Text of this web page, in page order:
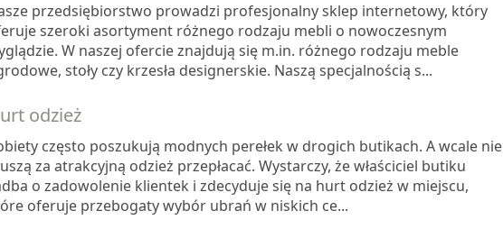
przedsiębiorstwo prowadzi profesjonalny sklep internetowy, który
szeroki asortyment różnego rodzaju mebli o nowoczesnym
W naszej ofercie znajdują się m.in. różnego rodzaju meble
stoły czy krzesła designerskie. Naszą specjalnością s...
odzież
często poszukują modnych perełek w drogich butikach. A wcale nie
za atrakcyjną odzież przepłacać. Wystarczy, że właściciel butiku
o zadowolenie klientek i zdecyduje się na hurt odzież w miejscu,
oferuje przebogaty wybór ubrań w niskich ce...